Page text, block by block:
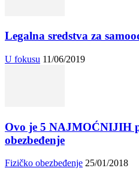
Legalna sredstva za
U fokusu 11/06/2019
Ovo je 5 NAJMOĆNIJIH
obezbeđenje
Fizičko obezbeđenje 25/01/2018